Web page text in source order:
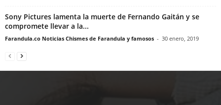
Sony Pictures lamenta la muerte de Fernando Gaitán y se
compromete llevar a la...
Farandula.co Noticias Chismes de Farandula y famosos - 30 enero, 2019